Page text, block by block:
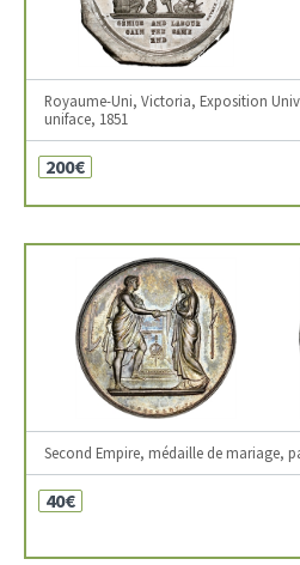
Royaume-Uni, Victoria, Exposition
uniface, 1851
200€
Second Empire, médaille de mariage,
40€